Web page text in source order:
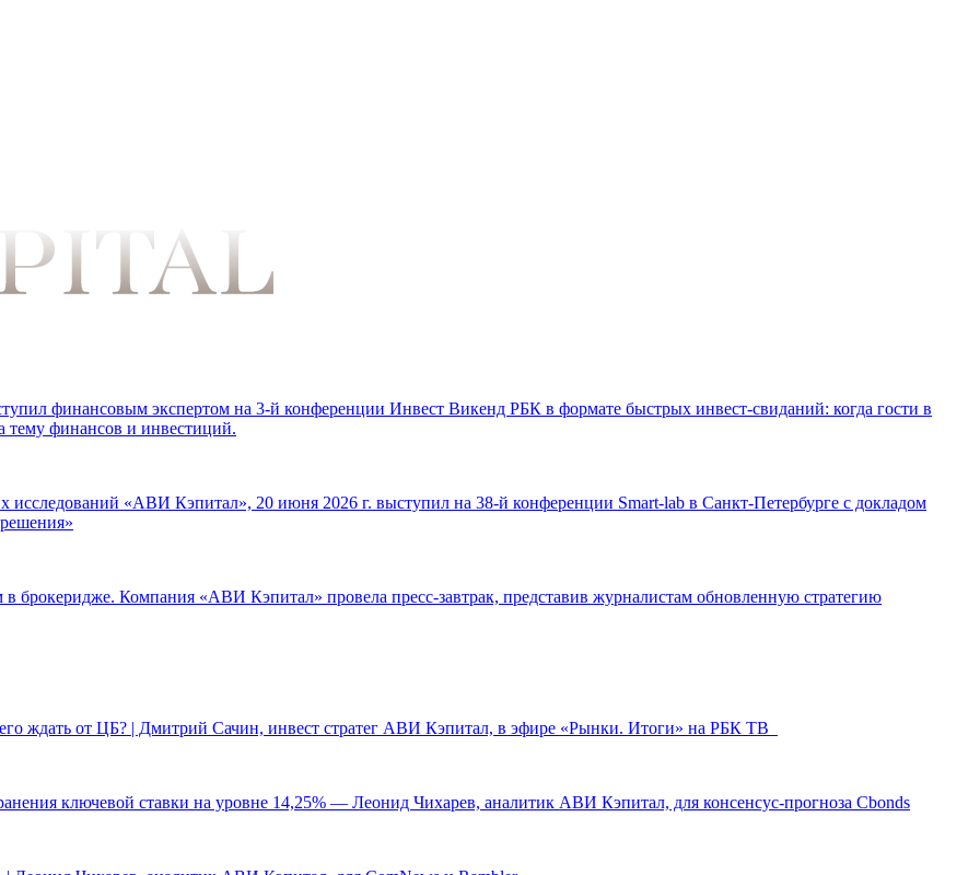
финансовым экспертом на 3-й конференции Инвест Викенд РБК в формате быстрых инвест-свиданий: когда гости в
тему финансов и инвестиций.
исследований «АВИ Кэпитал», 20 июня 2026 г. выступил на 38-й конференции Smart-lab в Санкт-Петербурге с докладом
в брокеридже. Компания «АВИ Кэпитал» провела пресс-завтрак, представив журналистам обновленную стратегию
ждать от ЦБ? | Дмитрий Сачин, инвест стратег АВИ Кэпитал, в эфире «Рынки. Итоги» на РБК ТВ
ключевой ставки на уровне 14,25% — Леонид Чихарев, аналитик АВИ Кэпитал, для консенсус-прогноза Cbonds